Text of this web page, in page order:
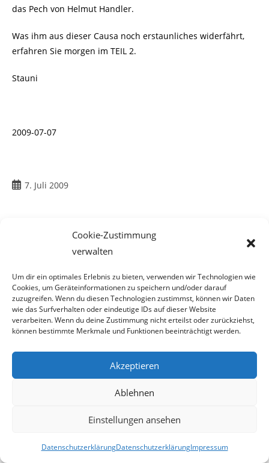
Cookie-Zustimmung
verwalten
Um dir ein optimales Erlebnis zu bieten, verwenden wir Technologien wie
Cookies, um Geräteinformationen zu speichern und/oder darauf
zuzugreifen. Wenn du diesen Technologien zustimmst, können wir Daten
wie das Surfverhalten oder eindeutige IDs auf dieser Website
verarbeiten. Wenn du deine Zustimmung nicht erteilst oder zurückziehst,
können bestimmte Merkmale und Funktionen beeinträchtigt werden.
Akzeptieren
Ablehnen
Einstellungen ansehen
DatenschutzerklärungDatenschutzerklärungImpressum
das Pech von Helmut Handler.
Was ihm aus dieser Causa noch erstaunliches widerfährt,
erfahren Sie morgen im TEIL 2.
Stauni
2009-07-07
Beitrag
7. Juli 2009
Erstaunliches aktuell:
Dieselkino Oberwart eröffnet neuen Premium-Kinosaal
Die Post bringt allen was
– den Staat geht es nichts an, wer zuhause auf YouPorn & Co surft!“
Zurzeit sind gefakte A1-Rechnungen online unterwegs
Salzburgs Juden und ihre Sicherheit: „Erst nach einem Anschlag wäre